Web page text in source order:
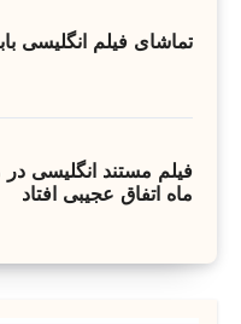
تماشای فیلم انگلیسی
فیلم مستند انگلیسی
ماه اتفاق عجیبی افتاد